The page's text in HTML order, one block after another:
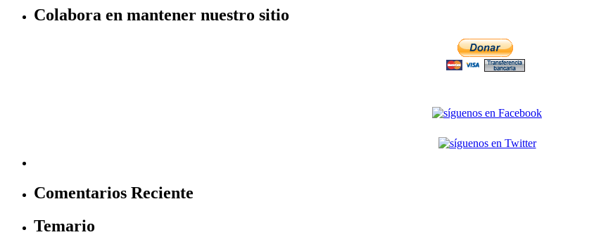
Colabora en mantener nuestro sitio
Comentarios Reciente
Temario